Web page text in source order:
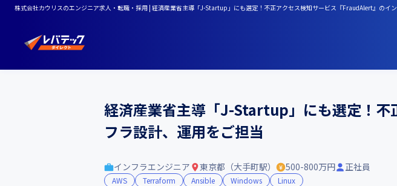
株式会社カウリスのエンジニア求人・転職・採用 | 経済産業省主導「J-Startup」にも選定！不正アクセス検知サービス『FraudAlert』のイ
経済産業省主導「J-Startup」にも選定！
フラ設計、運用をご担当
インフラエンジニア 東京都（大手町駅） 500-800万円 正社員
AWS Terraform Ansible Windows
Linux